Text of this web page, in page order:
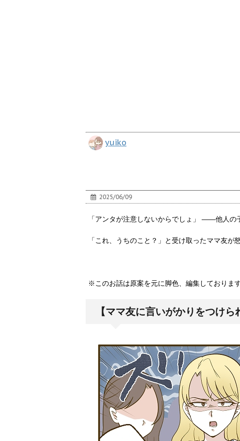
yuiko
2025/06/09
「アンタが注意しないからでしょ」 ――他人の
「これ、うちのこと？」と受け取ったママ友
※このお話は原案を元に脚色、編集しております
【ママ友に言いがかりをつけら